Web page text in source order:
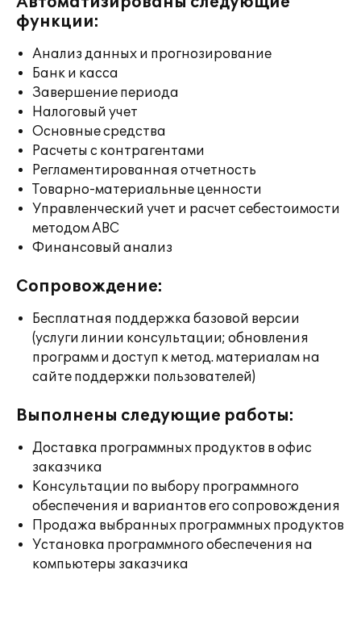
функции:
Анализ данных и прогнозирование
Банк и касса
Завершение периода
Налоговый учет
Основные средства
Расчеты с контрагентами
Регламентированная отчетность
Товарно-материальные ценности
Управленческий учет и расчет себестоимости
методом ABC
Финансовый анализ
Сопровождение:
Бесплатная поддержка базовой версии
(услуги линии консультации; обновления
программ и доступ к метод. материалам на
сайте поддержки пользователей)
Выполнены следующие работы:
Доставка программных продуктов в офис
заказчика
Консультации по выбору программного
обеспечения и вариантов его сопровождения
Продажа выбранных программных продуктов
Установка программного обеспечения на
компьютеры заказчика